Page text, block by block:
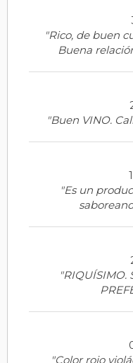
"Rico, de buen
Buena
"Buen VINO.
"Es un
"RIQUÍSIMO.
"Color rojo